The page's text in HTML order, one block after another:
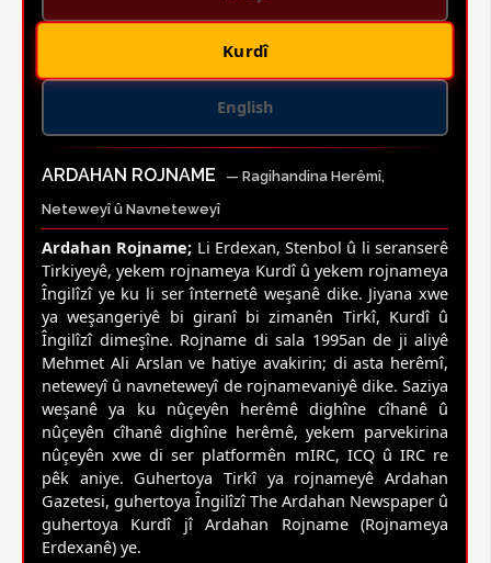
Kurdî
English
ARDAHAN ROJNAME
— Ragihandina Herêmî,
Neteweyî û Navneteweyî
Ardahan Rojname; Li Erdexan, Stenbol û li seranserê
Tirkiyeyê, yekem rojnameya Kurdî û yekem rojnameya
Îngilîzî ye ku li ser înternetê weşanê dike. Jiyana xwe
ya weşangeriyê bi giranî bi zimanên Tirkî, Kurdî û
Îngilîzî dimeşîne. Rojname di sala 1995an de ji aliyê
Mehmet Ali Arslan ve hatiye avakirin; di asta herêmî,
neteweyî û navneteweyî de rojnamevaniyê dike. Saziya
weşanê ya ku nûçeyên herêmê dighîne cîhanê û
nûçeyên cîhanê dighîne herêmê, yekem parvekirina
nûçeyên xwe di ser platformên mIRC, ICQ û IRC re
pêk aniye. Guhertoya Tirkî ya rojnameyê Ardahan
Gazetesi, guhertoya Îngilîzî The Ardahan Newspaper û
guhertoya Kurdî jî Ardahan Rojname (Rojnameya
Erdexanê) ye.